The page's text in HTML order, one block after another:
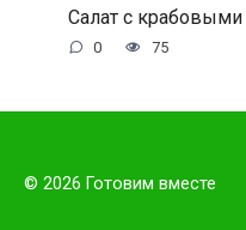
Салат с
0 75
© 2026 Готовим вместе